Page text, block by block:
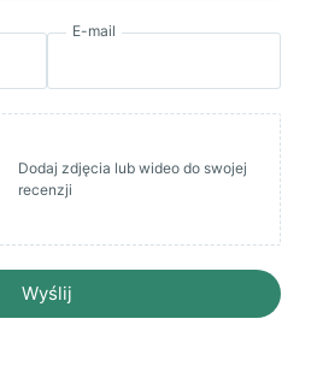
E-mail
Dodaj zdjęcia lub wideo do swojej
recenzji
Wyślij